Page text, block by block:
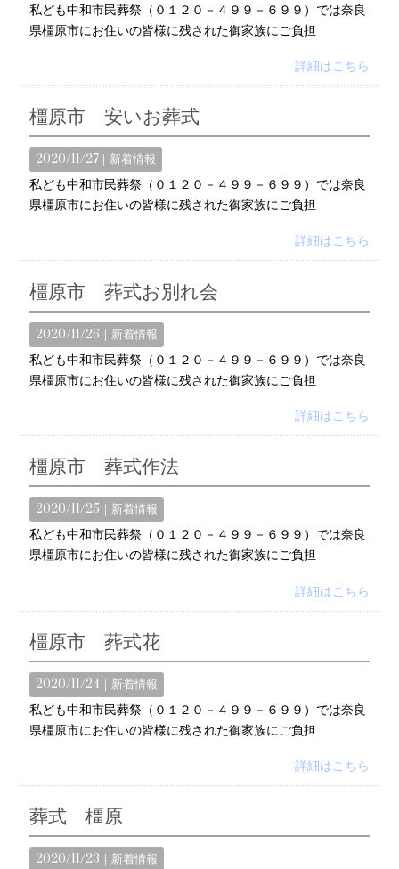
私ども中和市民葬祭（０１２０－４９９－６９９）では奈良
県橿原市にお住いの皆様に残された御家族にご負担
詳細はこちら
橿原市 安いお葬式
2020/11/27｜新着情報
私ども中和市民葬祭（０１２０－４９９－６９９）では奈良
県橿原市にお住いの皆様に残された御家族にご負担
詳細はこちら
橿原市 葬式お別れ会
2020/11/26｜新着情報
私ども中和市民葬祭（０１２０－４９９－６９９）では奈良
県橿原市にお住いの皆様に残された御家族にご負担
詳細はこちら
橿原市 葬式作法
2020/11/25｜新着情報
私ども中和市民葬祭（０１２０－４９９－６９９）では奈良
県橿原市にお住いの皆様に残された御家族にご負担
詳細はこちら
橿原市 葬式花
2020/11/24｜新着情報
私ども中和市民葬祭（０１２０－４９９－６９９）では奈良
県橿原市にお住いの皆様に残された御家族にご負担
詳細はこちら
葬式 橿原
2020/11/23｜新着情報